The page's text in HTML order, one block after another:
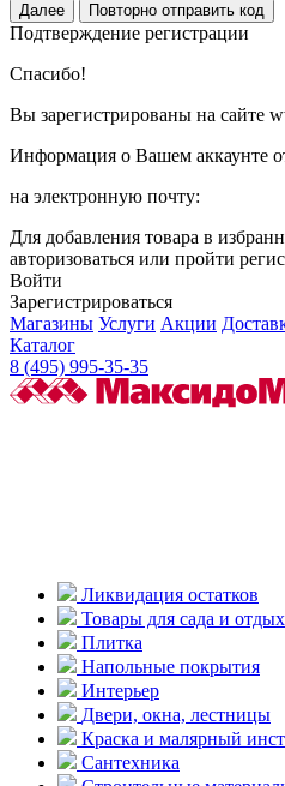
Далее Повторно отправить код
Подтверждение регистрации
Спасибо!
Вы зарегистрированы на сайте
Информация о Вашем аккаунте
на электронную почту:
Для добавления товара в
авторизоваться или пройти
Войти
Зарегистрироваться
Магазины Услуги Акции
Каталог
8 (495) 995-35-35
Ликвидация остатков
Товары для сада и
Плитка
Напольные покрытия
Интерьер
Двери, окна, лестницы
Краска и малярный
Сантехника